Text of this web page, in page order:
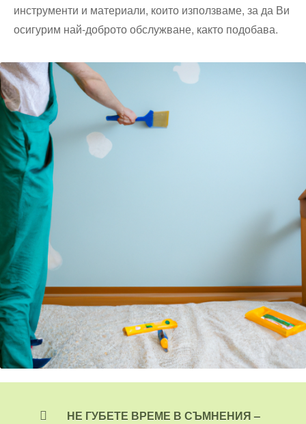
инструменти и материали, които използваме, за да Ви
осигурим най-доброто обслужване, както подобава.
НЕ ГУБЕТЕ ВРЕМЕ В СЪМНЕНИЯ –